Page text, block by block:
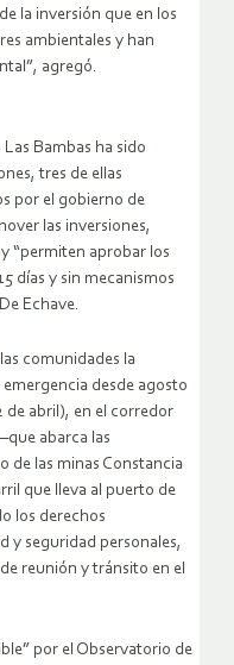
la inversión que en los
ambientales y han
agregó.
Bambas ha sido
tres de ellas
por el gobierno de
las inversiones,
“permiten aprobar los
días y sin mecanismos
Echave.
comunidades la
desde agosto
de abril), en el corredor
abarca las
de las minas Constancia
que lleva al puerto de
los derechos
y seguridad personales,
reunión y tránsito en el
por el Observatorio de